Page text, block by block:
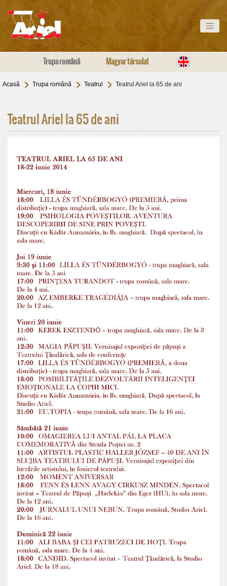
Trupa română Magyar társulat
Acasă Trupa română Teatrul Teatrul Ariel la 65 de ani
Teatrul Ariel la 65 de ani